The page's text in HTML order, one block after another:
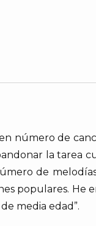
número de
la tarea
de
populares. He
media edad”.